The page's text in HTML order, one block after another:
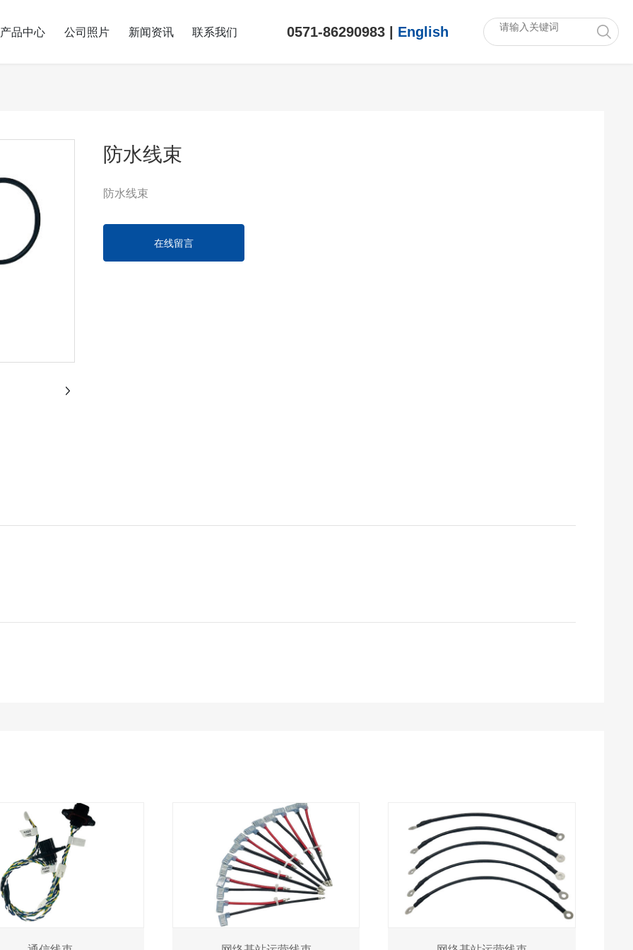
产品中心 公司照片 新闻资讯 联系我们 0571-86290983 English
防水线束
防水线束
在线留言